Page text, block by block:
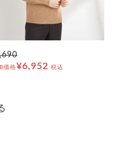
価格¥6,952 税込